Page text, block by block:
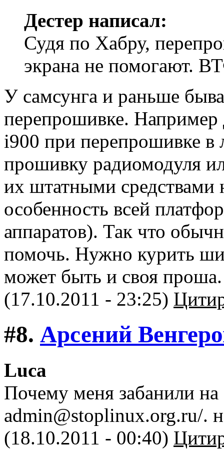
Дестер написал:
Судя по Хабру,
экрана не помогают.
У самсунга и раньше
перепрошивке. Например
i900 при перепрошивке
прошивку радиомодуля
их штатными
особенность всей
аппаратов). Так что
помочь. Нужно курить
может быть и своя проша.
(17.10.2011 - 23:25)
#8. Арсений
Luca
Почему меня забанили
admin@stoplinux.org.ru/.
(18.10.2011 - 00:40)